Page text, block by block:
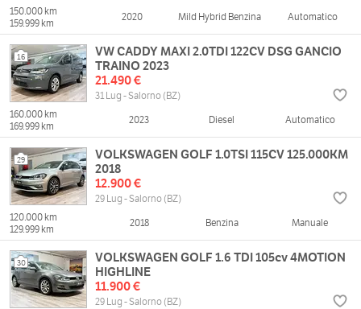
150.000 km
159.999 km
2020 Mild Hybrid Benzina Automatico
16
VW CADDY MAXI 2.0TDI 122CV DSG GANCIO
TRAINO 2023
21.490 €
31 Lug - Salorno (BZ)
160.000 km
169.999 km
2023 Diesel Automatico
29
VOLKSWAGEN GOLF 1.0TSI 115CV 125.000KM
2018
12.900 €
29 Lug - Salorno (BZ)
120.000 km
129.999 km
2018 Benzina Manuale
30
VOLKSWAGEN GOLF 1.6 TDI 105cv 4MOTION
HIGHLINE
11.900 €
29 Lug - Salorno (BZ)